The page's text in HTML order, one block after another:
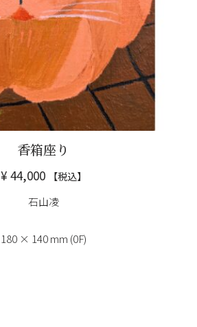
香箱座り
¥ 44,000 【税込】
石山凌
180 × 140 mm (0F)